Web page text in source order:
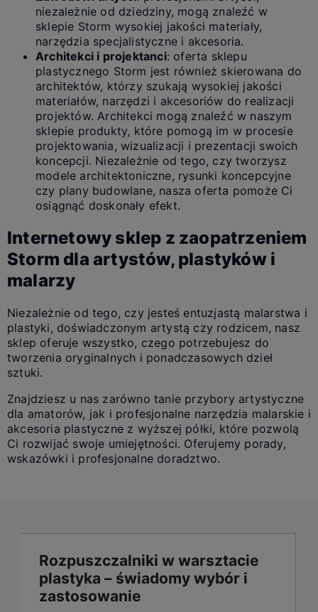
niezależnie od dziedziny, mogą znaleźć w
sklepie Storm wysokiej jakości materiały,
narzędzia specjalistyczne i akcesoria.
Architekci i projektanci: oferta sklepu
plastycznego Storm jest również skierowana do
architektów, którzy szukają wysokiej jakości
materiałów, narzędzi i akcesoriów do realizacji
projektów. Architekci mogą znaleźć w naszym
sklepie produkty, które pomogą im w procesie
projektowania, wizualizacji i prezentacji swoich
koncepcji. Niezależnie od tego, czy tworzysz
modele architektoniczne, rysunki koncepcyjne
czy plany budowlane, nasza oferta pomoże Ci
osiągnąć doskonały efekt.
Internetowy sklep z zaopatrzeniem
Storm dla artystów, plastyków i
malarzy
Niezależnie od tego, czy jesteś entuzjastą malarstwa i
plastyki, doświadczonym artystą czy rodzicem, nasz
sklep oferuje wszystko, czego potrzebujesz do
tworzenia oryginalnych i ponadczasowych dzieł
sztuki.
Znajdziesz u nas zarówno tanie przybory artystyczne
dla amatorów, jak i profesjonalne narzędzia malarskie i
akcesoria plastyczne z wyższej półki, które pozwolą
Ci rozwijać swoje umiejętności. Oferujemy porady,
wskazówki i profesjonalne doradztwo.
Rozpuszczalniki w warsztacie
plastyka – świadomy wybór i
zastosowanie